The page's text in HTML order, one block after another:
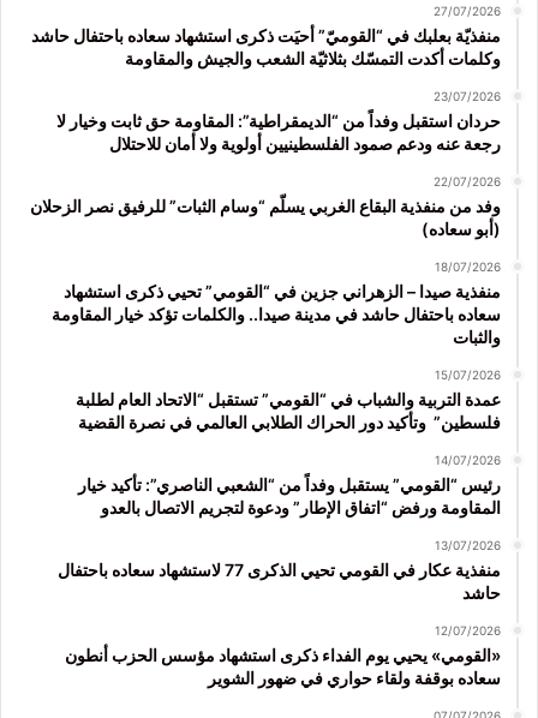
27/07/2026
منفذيّة بعلبك في “القوميّ” أحيَت ذكرى استشهاد سعاده باحتفال حاشد
وكلمات أكدت التمسّك بثلاثيّة الشعب والجيش والمقاومة
23/07/2026
حردان استقبل وفداً من “الديمقراطية”: المقاومة حق ثابت وخيار لا
رجعة عنه ودعم صمود الفلسطينيين أولوية ولا أمان للاحتلال
22/07/2026
وفد من منفذية البقاع الغربي يسلّم “وسام الثبات” للرفيق نصر الزحلان
(أبو سعاده)
18/07/2026
منفذية صيدا – الزهراني جزين في “القومي” تحيي ذكرى استشهاد
سعاده باحتفال حاشد في مدينة صيدا.. والكلمات تؤكد خيار المقاومة
والثبات
15/07/2026
عمدة التربية والشباب في “القومي” تستقبل “الاتحاد العام لطلبة
فلسطين” وتأكيد دور الحراك الطلابي العالمي في نصرة القضية
14/07/2026
رئيس “القومي” يستقبل وفداً من “الشعبي الناصري”: تأكيد خيار
المقاومة ورفض “اتفاق الإطار” ودعوة لتجريم الاتصال بالعدو
13/07/2026
منفذية عكار في القومي تحيي الذكرى 77 لاستشهاد سعاده باحتفال
حاشد
12/07/2026
«القومي» يحيي يوم الفداء ذكرى استشهاد مؤسس الحزب أنطون
سعاده بوقفة ولقاء حواري في ضهور الشوير